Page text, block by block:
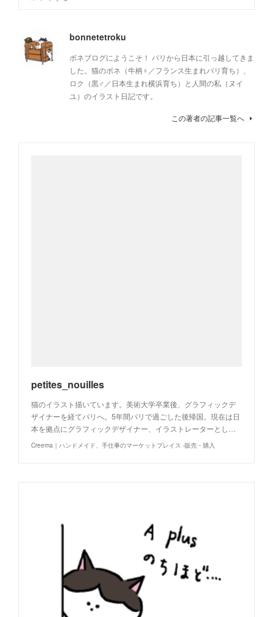
bonnetetroku
ボネブログにようこそ！ パリから日本に引っ越してきま
した。猫のボネ（牛柄♀／フランス生まれパリ育ち）、
ロク（黒♂／日本生まれ横浜育ち）と人間の私（ヌイ
ユ）のイラスト日記です。
この著者の記事一覧へ
petites_nouilles
猫のイラスト描いています。美術大学卒業後、グラフィックデ
ザイナーを経てパリへ。5年間パリで過ごした後帰国。現在は日
本を拠点にグラフィックデザイナー、イラストレーターとし…
Creema｜ハンドメイド、手仕事のマーケットプレイス -販売・購入